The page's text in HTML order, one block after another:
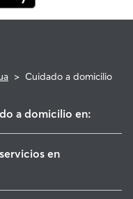
> Cuidado a domicilio
a domicilio en:
en